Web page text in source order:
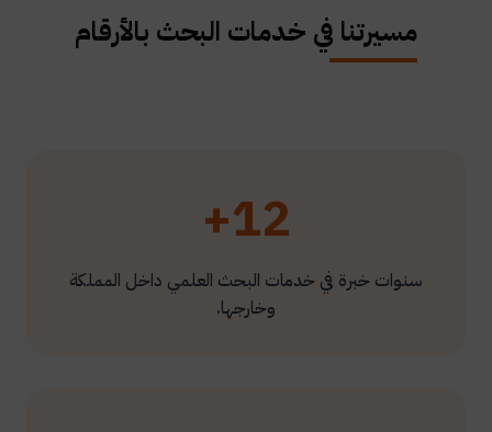
مسيرتنا في خدمات البحث بالأرقام
12+
سنوات خبرة في خدمات البحث العلمي داخل المملكة
وخارجها.